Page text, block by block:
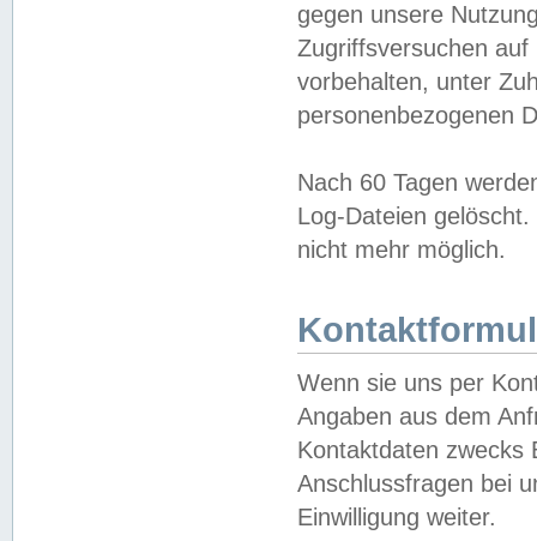
gegen unsere
Zugriffsversuchen
vorbehalten, unter
personenbezogenen
Nach 60 Tagen
Log-Dateien
nicht mehr möglich.
Wenn sie uns per
Angaben aus dem
Kontaktdaten zwecks
Anschlussfragen bei
Einwilligung weiter.